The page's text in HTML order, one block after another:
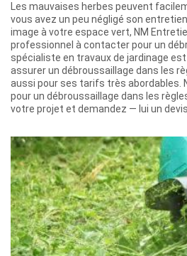
Les mauvaises herbes peuvent
vous avez un peu négligé son
image à votre espace vert, NM
professionnel à contacter pour un
spécialiste en travaux de jardinage
assurer un débroussaillage dans les
aussi pour ses tarifs très abordables.
pour un débroussaillage dans les
votre projet et demandez — lui un devis.